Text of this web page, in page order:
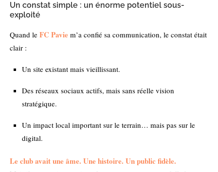
Un constat simple : un énorme potentiel sous-
exploité
Quand le FC Pavie m’a confié sa communication, le constat était
clair :
Un site existant mais vieillissant.
Des réseaux sociaux actifs, mais sans réelle vision
stratégique.
Un impact local important sur le terrain… mais pas sur le
digital.
Le club avait une âme. Une histoire. Un public fidèle.